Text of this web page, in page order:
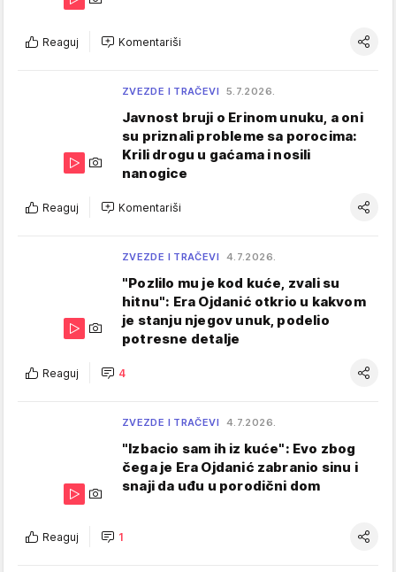
Reaguj Komentariši
ZVEZDE I TRAČEVI 5.7.2026.
Javnost bruji o Erinom unuku, a oni
su priznali probleme sa porocima:
Krili drogu u gaćama i nosili
nanogice
Reaguj Komentariši
ZVEZDE I TRAČEVI 4.7.2026.
"Pozlilo mu je kod kuće, zvali su
hitnu": Era Ojdanić otkrio u kakvom
je stanju njegov unuk, podelio
potresne detalje
Reaguj 4
ZVEZDE I TRAČEVI 4.7.2026.
"Izbacio sam ih iz kuće": Evo zbog
čega je Era Ojdanić zabranio sinu i
snaji da uđu u porodični dom
Reaguj 1